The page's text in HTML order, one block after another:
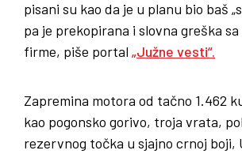
pisani su kao da je u planu bio baš
pa je prekopirana i slovna greška
firme, piše portal „Južne vesti“.
Zapremina motora od tačno 1.462
kao pogonsko gorivo, troja vrata,
rezervnog točka u sjajno crnoj boji,